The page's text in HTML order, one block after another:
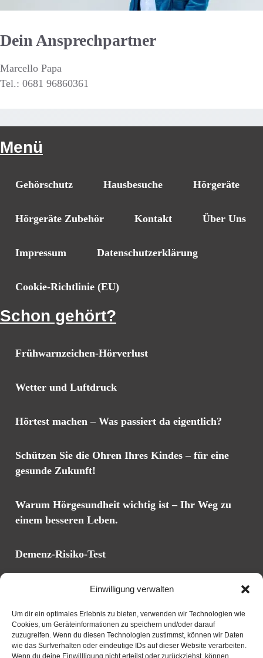
Einwilligung verwalten
Um dir ein optimales Erlebnis zu bieten, verwenden wir Technologien wie
Cookies, um Geräteinformationen zu speichern und/oder darauf
zuzugreifen. Wenn du diesen Technologien zustimmst, können wir Daten
wie das Surfverhalten oder eindeutige IDs auf dieser Website verarbeiten.
Wenn du deine Einwillligung nicht erteilst oder zurückziehst, können
Dein Ansprechpartner
Marcello Papa
Tel.: 0681 96860361
Menü
Gehörschutz Hausbesuche Hörgeräte
Hörgeräte Zubehör Kontakt Über Uns
Impressum Datenschutzerklärung
Cookie-Richtlinie (EU)
Schon gehört?
Frühwarnzeichen-Hörverlust
Wetter und Luftdruck
Hörtest machen – Was passiert da eigentlich?
Schützen Sie die Ohren Ihres Kindes – für eine
gesunde Zukunft!
Warum Hörgesundheit wichtig ist – Ihr Weg zu
einem besseren Leben.
Demenz-Risiko-Test
Kardinal-Wendel-Str. 41
66440 Blieskastel